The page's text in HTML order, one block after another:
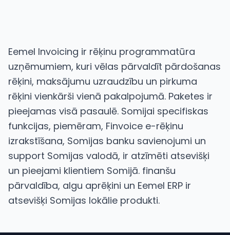
Eemel Invoicing ir rēķinu programmatūra
uzņēmumiem, kuri vēlas pārvaldīt pārdošanas
rēķini, maksājumu uzraudzību un pirkuma
rēķini vienkārši vienā pakalpojumā. Paketes ir
pieejamas visā pasaulē. Somijai specifiskas
funkcijas, piemēram, Finvoice e-rēķinu
izrakstīšana, Somijas banku savienojumi un
support Somijas valodā, ir atzīmēti atsevišķi
un pieejami klientiem Somijā. finanšu
pārvaldība, algu aprēķini un Eemel ERP ir
atsevišķi Somijas lokālie produkti.